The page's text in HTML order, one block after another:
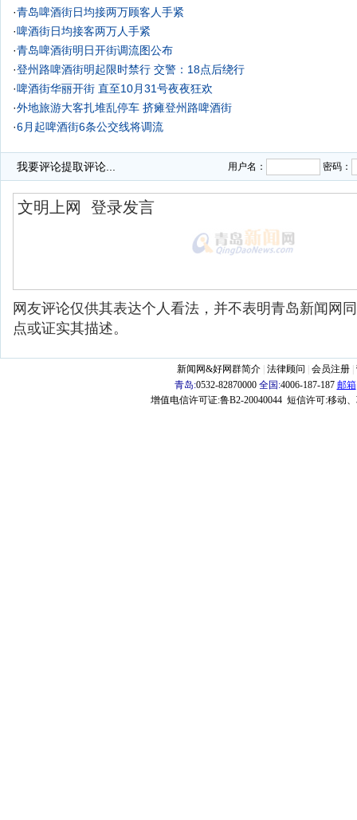
·青岛啤酒街日均接两万顾客人手紧
·啤酒街日均接客两万人手紧
·青岛啤酒街明日开街调流图公布
·登州路啤酒街明起限时禁行 交警：18点后绕行
·啤酒街华丽开街 直至10月31号夜夜狂欢
·外地旅游大客扎堆乱停车 挤瘫登州路啤酒街
·6月起啤酒街6条公交线将调流
我要评论提取评论... 用户名： 密码：
网友评论仅供其表达个人看法，并不表明青岛新闻网
点或证实其描述。